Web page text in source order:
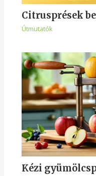
Citrusprések
Útmutatók
Kézi